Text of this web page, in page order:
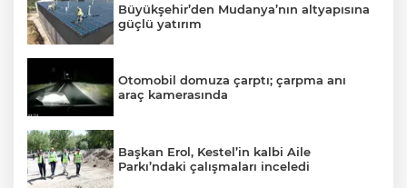
Büyükşehir’den Mudanya’nın altyapısına
güçlü yatırım
Otomobil domuza çarptı; çarpma anı
araç kamerasında
Başkan Erol, Kestel’in kalbi Aile
Parkı’ndaki çalışmaları inceledi